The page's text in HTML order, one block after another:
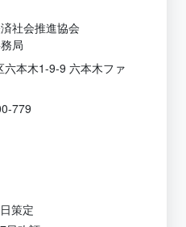
社会推進協会
局
本木1-9-9 六本木ファ
779
策定